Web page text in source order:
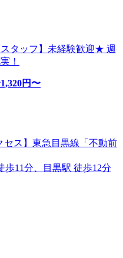
タッフ】未経験歓迎★ 週
！
1,320円〜
セス】東急目黒線「不動前
11分、目黒駅 徒歩12分